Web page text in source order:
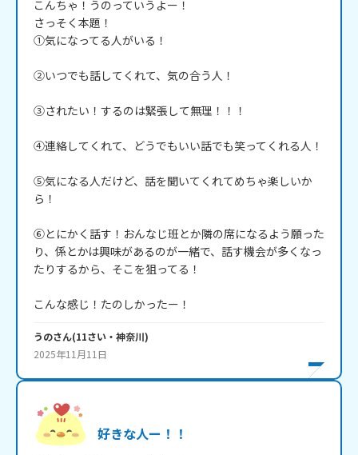
こんちゃ！うのっていうよー！
さっそく本題！
①気になってる人がいる！
②いつでも話してくれて、気の合う人！
③されたい！するのは緊張して無理！！！
④連絡してくれて、どうでもいい話でも笑ってくれる人！
⑤気になる人だけど、話を聞いてくれてめちゃ楽しいか
ら！
⑥とにかく話す！おんなじ班とか隣の席になるよう願った
り、係とかは興味があるのが一緒で、話す機会が多くなっ
たりするから、そこを狙ってる！
うのさん(11さい・ 神奈川)
2025年11月11日
好きな人ー！！